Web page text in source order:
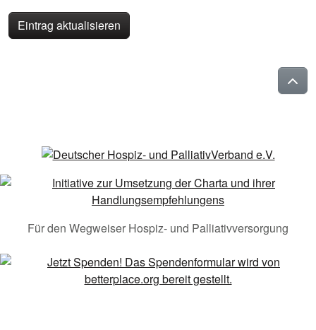
Eintrag aktualisieren
Für den Wegweiser Hospiz- und Palliativversorgung